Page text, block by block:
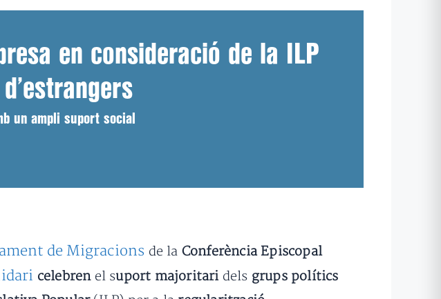
en consideració de la ILP
un ampli suport social
de Migracions de la Conferència Episcopal
celebren el suport majoritari dels grups polítics